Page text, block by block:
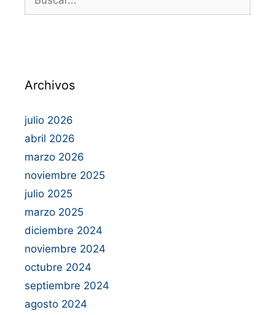
Archivos
julio 2026
abril 2026
marzo 2026
noviembre 2025
julio 2025
marzo 2025
diciembre 2024
noviembre 2024
octubre 2024
septiembre 2024
agosto 2024